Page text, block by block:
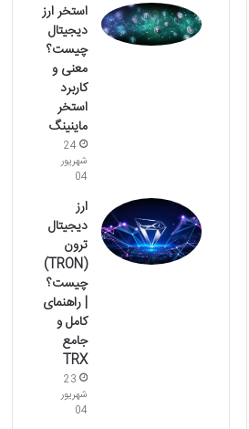
استخر ارز
دیجیتال
چیست؟
معنی و
کاربرد
استخر
ماینینگ
24
شهریور
04
ارز
دیجیتال
ترون
(TRON)
چیست؟
| راهنمای
کامل و
جامع
TRX
23
شهریور
04